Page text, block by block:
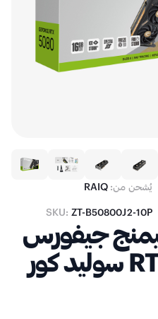
يُشحن من: RAIQ
SKU: ZT-B50800J2-10P
جيفورس
زوتاك RTX 5080 سوليد كور